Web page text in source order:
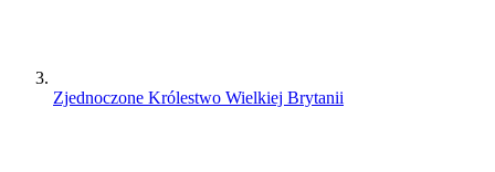
Zjednoczone Królestwo Wielkiej Brytanii